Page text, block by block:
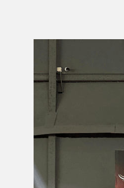
Pangkalpinang
Cup
2025,
Keren
Caroline
Tunjukkan
Hobi
Bisa
Jadi